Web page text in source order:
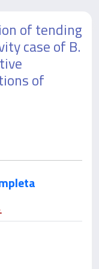
of tending
case of B.
of